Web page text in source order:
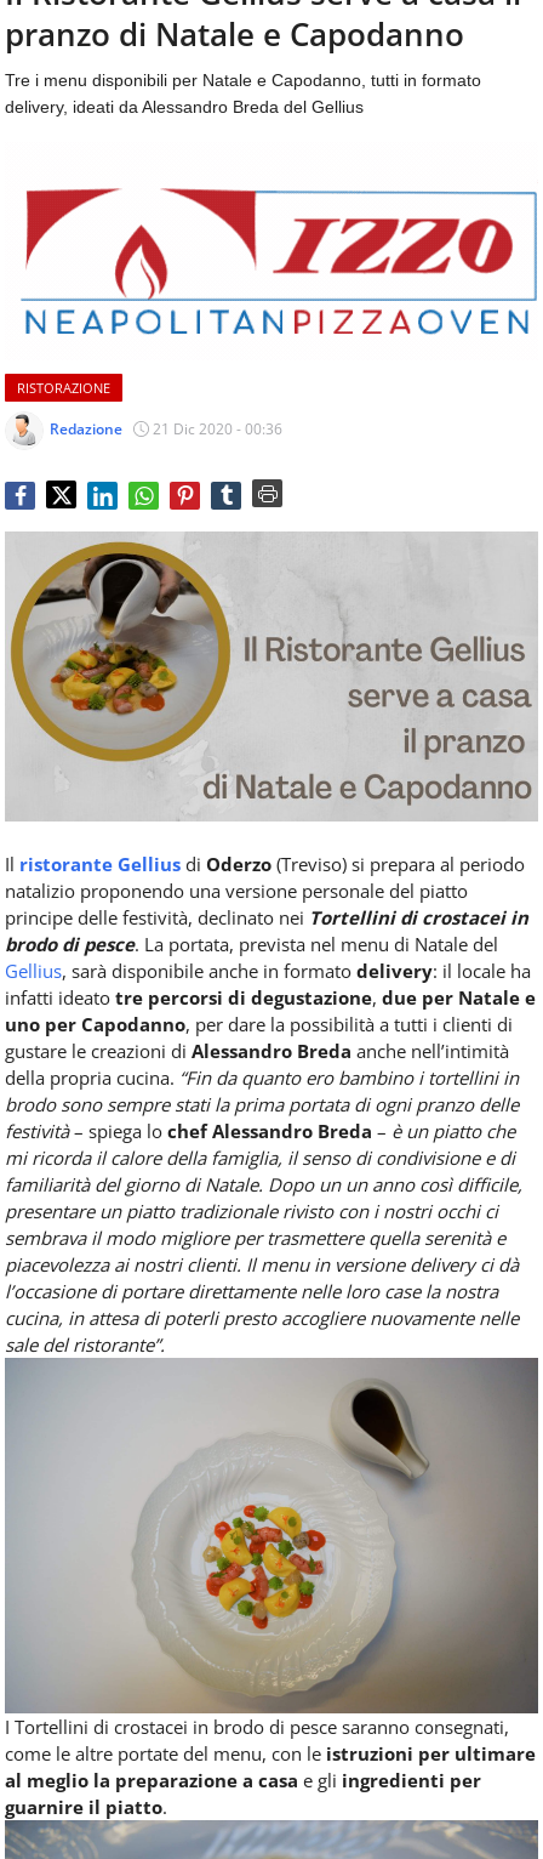
aggiornamenti
quotidiani
temi
come
food
&
beverage,
catering
e
articoli
sul
mondo
dell'alimentazione,
dei
fuoricasa,
Service
e
tutte
novità
del
comparto
Horeca.
CONTATTI
pranzo di Natale e Capodanno
Tre i menu disponibili per Natale e Capodanno, tutti in formato
delivery, ideati da Alessandro Breda del Gellius
RISTORAZIONE
Redazione 21 Dic 2020 - 00:36
Il ristorante Gellius di Oderzo (Treviso) si prepara al periodo
natalizio proponendo una versione personale del piatto
principe delle festività, declinato nei Tortellini di crostacei in
brodo di pesce. La portata, prevista nel menu di Natale del
Gellius, sarà disponibile anche in formato delivery: il locale ha
infatti ideato tre percorsi di degustazione, due per Natale e
uno per Capodanno, per dare la possibilità a tutti i clienti di
gustare le creazioni di Alessandro Breda anche nell’intimità
della propria cucina. “Fin da quanto ero bambino i tortellini in
brodo sono sempre stati la prima portata di ogni pranzo delle
festività– spiega lo chef Alessandro Breda – è un piatto che
mi ricorda il calore della famiglia, il senso di condivisione e di
familiarità del giorno di Natale. Dopo un un anno così difficile,
presentare un piatto tradizionale rivisto con i nostri occhi ci
sembrava il modo migliore per trasmettere quella serenità e
piacevolezza ai nostri clienti. Il menu in versione delivery ci dà
l’occasione di portare direttamente nelle loro case la nostra
cucina, in attesa di poterli presto accogliere nuovamente nelle
sale del ristorante”.
I Tortellini di crostacei in brodo di pesce saranno consegnati,
come le altre portate del menu, con le istruzioni per ultimare
al meglio la preparazione a casa e gli ingredienti per
guarnire il piatto.